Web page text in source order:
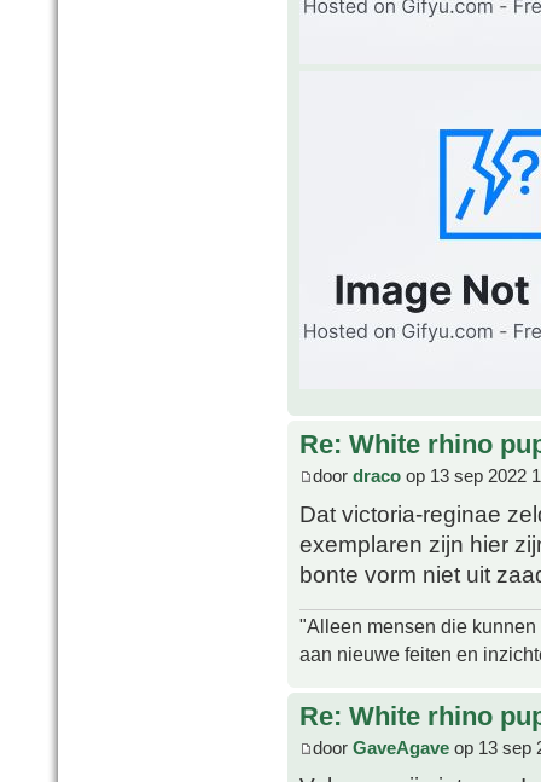
Re: White rhino
door draco op 13 sep 2022
Dat victoria-reginae
exemplaren zijn hier
bonte vorm niet uit
"Alleen mensen die
aan nieuwe feiten en
Re: White rhino
door GaveAgave op 13 sep